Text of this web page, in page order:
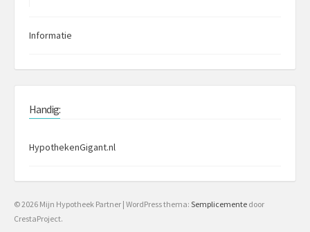
Informatie
Handig:
HypothekenGigant.nl
© 2026 Mijn Hypotheek Partner | WordPress thema: Semplicemente door
CrestaProject.